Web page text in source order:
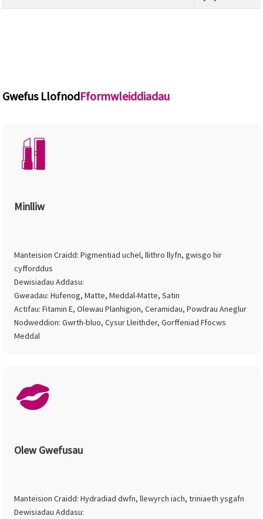
Gwefus LlofnodFformwleiddiadau
Minlliw
Manteision Craidd: Pigmentiad uchel, llithro llyfn, gwisgo hir
cyfforddus
Dewisiadau Addasu:
Gweadau: Hufenog, Matte, Meddal-Matte, Satin
Actifau: Fitamin E, Olewau Planhigion, Ceramidau, Powdrau Aneglur
Nodweddion: Gwrth-bluo, Cysur Lleithder, Gorffeniad Ffocws
Meddal
Olew Gwefusau
Manteision Craidd: Hydradiad dwfn, llewyrch iach, triniaeth ysgafn
Dewisiadau Addasu: